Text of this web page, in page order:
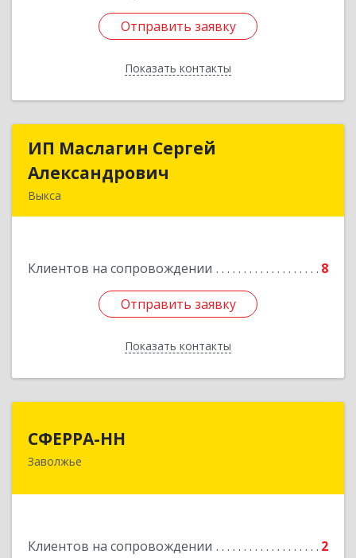
Отправить заявку
Показать контакты
Отправить заявку
Назад
ИП Маслагин Сергей
Александрович
Выкса
Клиентов на сопровождении 8
Отправить заявку
Показать контакты
ИП Маслагин Сергей
Подробнее
Отправить заявку
Назад
СФЕРРА-НН
Заволжье
Клиентов на сопровождении 2